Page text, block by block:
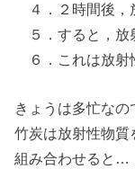
４．２時間後，
５．すると，放
６．これは放射
きょうは多忙な
竹炭は放射性物質
組み合わせると…